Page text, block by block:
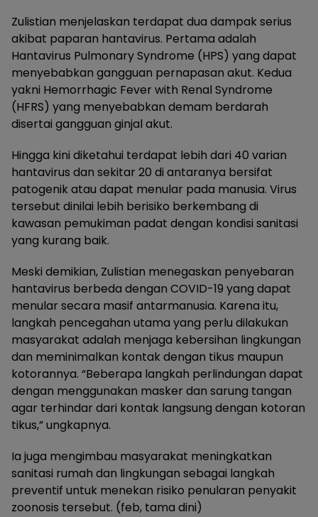
Zulistian menjelaskan terdapat dua dampak serius
akibat paparan hantavirus. Pertama adalah
Hantavirus Pulmonary Syndrome (HPS) yang dapat
menyebabkan gangguan pernapasan akut. Kedua
yakni Hemorrhagic Fever with Renal Syndrome
(HFRS) yang menyebabkan demam berdarah
disertai gangguan ginjal akut.
Hingga kini diketahui terdapat lebih dari 40 varian
hantavirus dan sekitar 20 di antaranya bersifat
patogenik atau dapat menular pada manusia. Virus
tersebut dinilai lebih berisiko berkembang di
kawasan pemukiman padat dengan kondisi sanitasi
yang kurang baik.
Meski demikian, Zulistian menegaskan penyebaran
hantavirus berbeda dengan COVID-19 yang dapat
menular secara masif antarmanusia. Karena itu,
langkah pencegahan utama yang perlu dilakukan
masyarakat adalah menjaga kebersihan lingkungan
dan meminimalkan kontak dengan tikus maupun
kotorannya. “Beberapa langkah perlindungan dapat
dengan menggunakan masker dan sarung tangan
agar terhindar dari kontak langsung dengan kotoran
tikus,” ungkapnya.
Ia juga mengimbau masyarakat meningkatkan
sanitasi rumah dan lingkungan sebagai langkah
preventif untuk menekan risiko penularan penyakit
zoonosis tersebut. (feb, tama dini)